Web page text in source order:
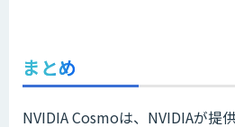
まとめ
NVIDIA Cosmoは、NVIDIAが提